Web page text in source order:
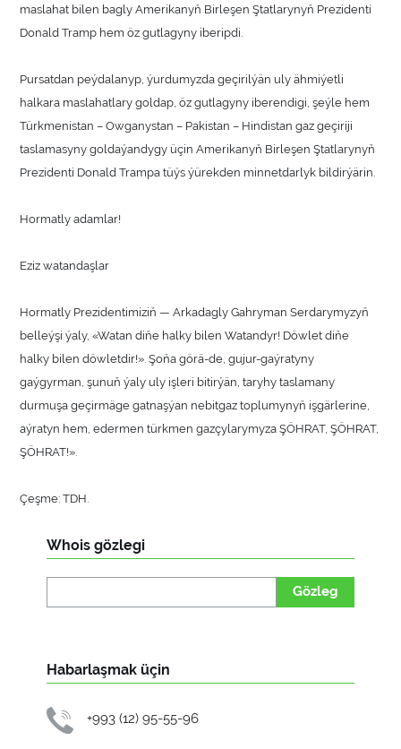
maslahat bilen bagly Amerikanyň Birleşen Ştatlarynyň Prezidenti
Donald Tramp hem öz gutlagyny iberipdi.
Pursatdan peýdalanyp, ýurdumyzda geçirilýän uly ähmiýetli
halkara maslahatlary goldap, öz gutlagyny iberendigi, şeýle hem
Türkmenistan – Owganystan – Pakistan – Hindistan gaz geçiriji
taslamasyny goldaýandygy üçin Amerikanyň Birleşen Ştatlarynyň
Prezidenti Donald Trampa tüýs ýürekden minnetdarlyk bildirýärin.
Hormatly adamlar!
Eziz watandaşlar
Hormatly Prezidentimiziň — Arkadagly Gahryman Serdarymyzyň
belleýşi ýaly, «Watan diňe halky bilen Watandyr! Döwlet diňe
halky bilen döwletdir!». Şoňa görä-de, gujur-gaýratyny
gaýgyrman, şunuň ýaly uly işleri bitirýän, taryhy taslamany
durmuşa geçirmäge gatnaşýan nebitgaz toplumynyň işgärlerine,
aýratyn hem, edermen türkmen gazçylarymyza ŞÖHRAT, ŞÖHRAT,
ŞÖHRAT!».
Çeşme: TDH.
Whois gözlegi
Gözleg
Habarlaşmak üçin
+993 (12) 95-55-96